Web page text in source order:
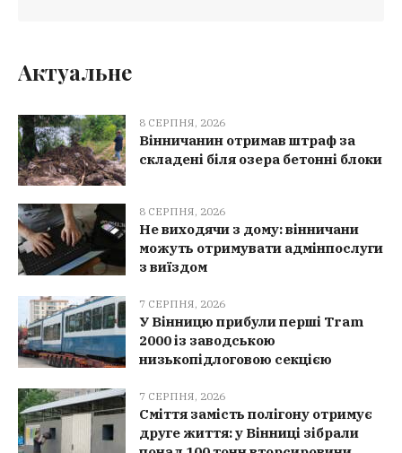
Актуальне
8 СЕРПНЯ, 2026
Вінничанин отримав штраф за
складені біля озера бетонні блоки
8 СЕРПНЯ, 2026
Не виходячи з дому: вінничани
можуть отримувати адмінпослуги
з виїздом
7 СЕРПНЯ, 2026
У Вінницю прибули перші Tram
2000 із заводською
низькопідлоговою секцією
7 СЕРПНЯ, 2026
Сміття замість полігону отримує
друге життя: у Вінниці зібрали